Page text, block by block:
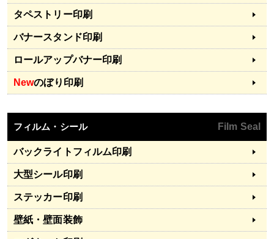
タペストリー印刷
バナースタンド印刷
ロールアップバナー印刷
Newのぼり印刷
フィルム・シール Film Seal
バックライトフィルム印刷
大型シール印刷
ステッカー印刷
壁紙・壁面装飾